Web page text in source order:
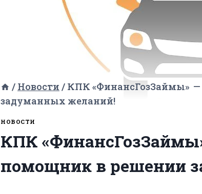
/ Новости / КПК «ФинансГозЗаймы»
задуманных желаний!
НОВОСТИ
КПК
помощник в решении